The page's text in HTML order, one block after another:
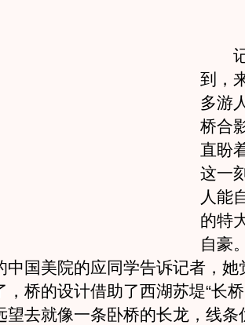
记
到，
多游
桥合
直盼
这一
人能
的特
自豪
中国美院的应同学告诉记者，她
，桥的设计借助了西湖苏堤“长
望去就像一条卧桥的长龙，线条